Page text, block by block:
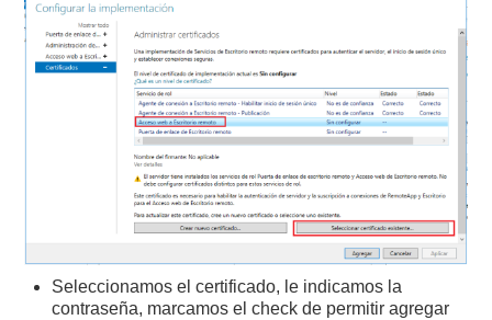
Seleccionamos el certificado, le indicamos la
contraseña, marcamos el check de permitir agregar